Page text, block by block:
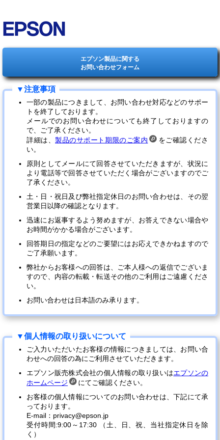
エプソン製品に関する
お問い合わせフォーム
一部の製品につきまして、お問い合わせ対応などのサポー
トを終了しております。
メールでのお問い合わせについても終了しておりますの
で、ご了承ください。
詳細は、製品のサポート期限のご案内
をご確認くださ
い。
原則としてメールにて回答させていただきますが、状況に
より電話等で回答させていただく場合がございますのでご
了承ください。
土・日・祝日及び弊社指定休日のお問い合わせは、その翌
営業日以降の確認となります。
迅速にお返事するよう努めますが、お答えできない場合や
お時間がかかる場合がございます。
回答期日の指定などのご要望にはお応えできかねますので
ご了承願います。
弊社からお客様への回答は、ご本人様への返信でございま
すので、内容の転載・転送その他のご利用はご遠慮くださ
い。
お問い合わせは日本語のみ承ります。
ご入力いただいたお客様の情報につきましては、お問い合
わせへの回答の為にご利用させていただきます。
エプソン販売株式会社の個人情報の取り扱いはエプソンの
ホームページ
にてご確認ください。
お客様の個人情報についてのお問い合わせは、下記にて承
っております。
E-mail：privacy@epson.jp
受付時間:9:00～17:30 （土、日、祝、当社指定休日を除
く）